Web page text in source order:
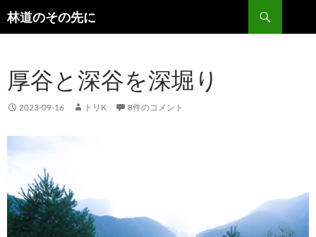
林道のその先に
検
索
ン
ツ
へ
厚谷と深谷を深堀り
2023-09-16 トリK 8件のコメント